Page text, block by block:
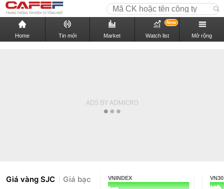
Home Tin mới Market Watch list
New
Mở rộng
Giá vàng SJC Giá bạc VNINDEX VN30